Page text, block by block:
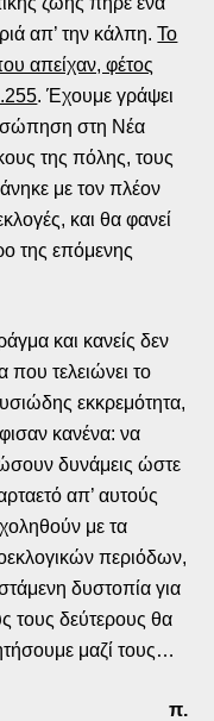
απ’ την κάλπη.Το
απείχαν, φέτος
. Έχουμε γράψει
στη Νέα
της πόλης, τους
με τον πλέον
και θα φανεί
της επόμενης
και κανείς δεν
που τελειώνει το
εκκρεμότητα,
κανένα: να
δυνάμεις ώστε
απ’ αυτούς
με τα
περιόδων,
δυστοπία για
τους δεύτερους θα
μαζί τους…
π.